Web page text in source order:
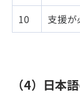
10
支援
（4）日本